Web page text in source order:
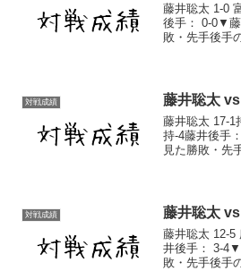
藤井聡太 1-0
後手： 0-0▼
敗・先手後手
対戦成績 藤井聡太
藤井聡太 17-1
持-4藤井後手
見た勝敗・先
対戦成績 藤井聡太
藤井聡太 12-5
井後手： 3-
敗・先手後手